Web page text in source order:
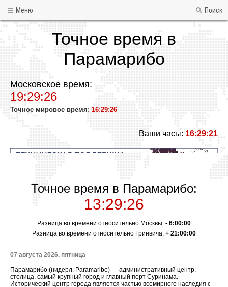
Меню Поиск
Точное время в
Парамарибо
Московское время:
19:29:26
Точное мировое время: 16:29:26
Ваши часы: 16:29:21
Точное время в Парамарибо:
13:29:26
Разница во времени относительно Москвы: - 6:00:00
Разница во времени относительно Гринвича: + 21:00:00
07 августа 2026, пятница
Парамарибо (нидерл. Paramaribo) — административный центр,
столица, самый крупный город и главный порт Суринама.
Исторический центр города является частью всемирного наследия с